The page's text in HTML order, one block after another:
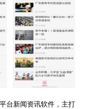
台新闻资讯软件，主打